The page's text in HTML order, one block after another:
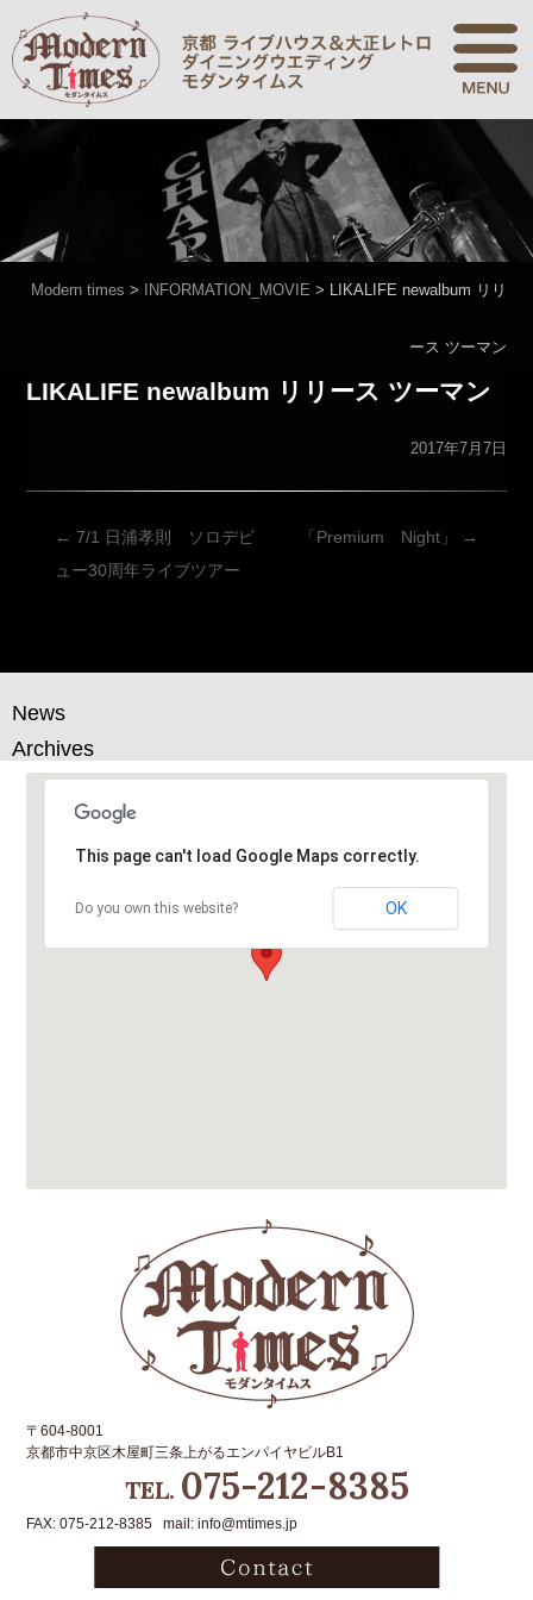
Modern times > INFORMATION_MOVIE > LIKALIFE newalbum リリ
ース ツーマン
LIKALIFE newalbum リリース ツーマン
2017年7月7日
投
稿
ゲ
ー
シ
ョ
ン
← 7/1 日浦孝則 ソロデビ
ュー30周年ライブツアー
「Premium Night」 →
News
Archives
This page can't load Google Maps correctly.
Do you own this website? OK
〒604-8001
京都市中京区木屋町三条上がるエンパイヤビルB1
TEL. 075-212-8385
FAX: 075-212-8385 mail: info@mtimes.jp